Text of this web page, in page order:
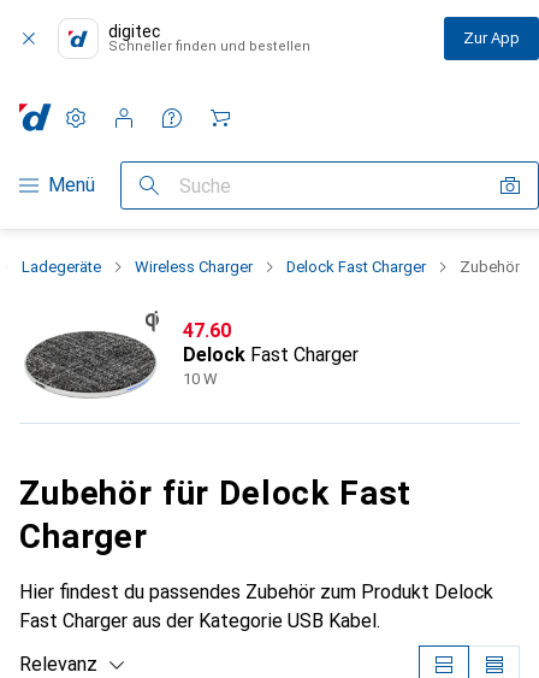
digitec
Schneller finden und bestellen Zur App
Navigation nach Kategorien
Menü Suche
Einstellungen
Kundenkonto
Vergleichslisten
Merklisten
Warenkorb
Ladegeräte Wireless Charger Delock Fast Charger Zubehör
CHF
47.60
Delock Fast Charger
10 W
Zubehör für Delock Fast
Charger
Hier findest du passendes Zubehör zum Produkt Delock
Fast Charger aus der Kategorie USB Kabel.
Relevanz